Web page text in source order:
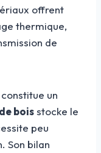
offrent
thermique,
de
un
boisstocke le
peu
Son bilan